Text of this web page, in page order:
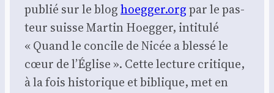
publié sur le bloghoegger.orgpar le pas­
teur suisse Mar­tin Hoeg­ger, inti­tu­lé
« Quand le concile de Nicée a bles­sé le
cœur de l’Église ». Cette lec­ture cri­tique,
à la fois his­to­rique et biblique, met en